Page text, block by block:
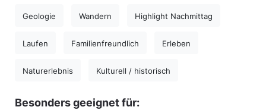
Geologie Wandern Highlight Nachmittag
Laufen Familienfreundlich Erleben
Naturerlebnis Kulturell / historisch
Besonders geeignet für: